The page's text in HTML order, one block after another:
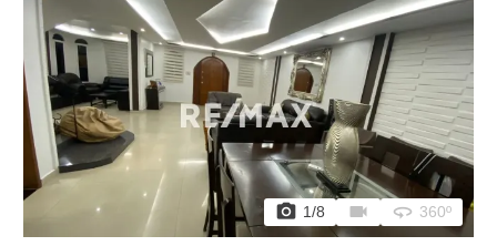
photo_camera 1/8 videocam 360 360º